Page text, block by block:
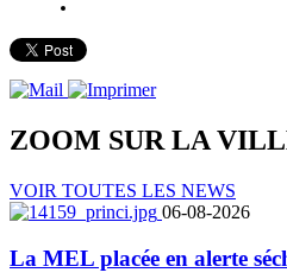
ZOOM SUR LA
VOIR TOUTES LES NEWS
06-08-2026
La MEL placée en alerte